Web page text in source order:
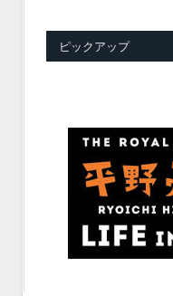
ピックアップ